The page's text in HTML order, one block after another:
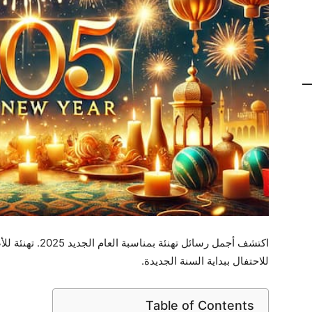
اكتشف أجمل
للاحتفال ببداية السنة الجديدة.
Table of Contents